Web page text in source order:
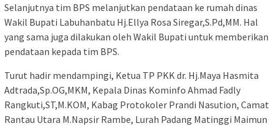
Selanjutnya tim BPS melanjutkan pendataan ke rumah dinas
Wakil Bupati Labuhanbatu Hj.Ellya Rosa Siregar,S.Pd,MM. Hal
yang sama juga dilakukan oleh Wakil Bupati untuk memberikan
pendataan kepada tim BPS.
Turut hadir mendampingi, Ketua TP PKK dr. Hj.Maya Hasmita
Adtrada,Sp.OG,MKM, Kepala Dinas Kominfo Ahmad Fadly
Rangkuti,ST,M.KOM, Kabag Protokoler Prandi Nasution, Camat
Rantau Utara M.Napsir Rambe, Lurah Padang Matinggi Maimun